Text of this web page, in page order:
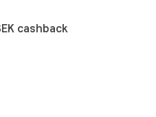
cashback